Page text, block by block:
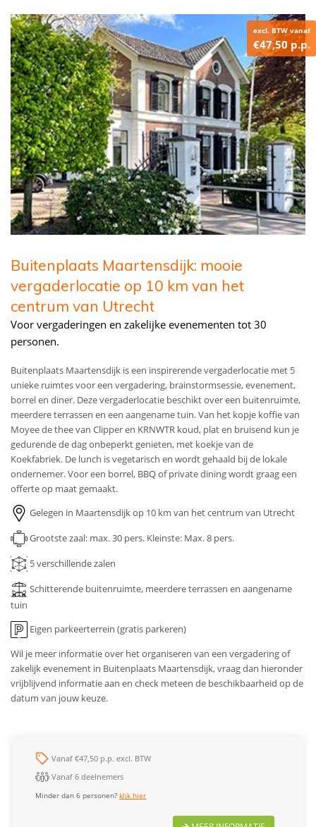
excl. BTW vanaf
€47,50 p.p.
Buitenplaats Maartensdijk: mooie
vergaderlocatie op 10 km van het
centrum van Utrecht
Voor vergaderingen en zakelijke evenementen tot 30
personen.
Buitenplaats Maartensdijk is een inspirerende vergaderlocatie met 5
unieke ruimtes voor een vergadering, brainstormsessie, evenement,
borrel en diner. Deze vergaderlocatie beschikt over een buitenruimte,
meerdere terrassen en een aangename tuin. Van het kopje koffie van
Moyee de thee van Clipper en KRNWTR koud, plat en bruisend kun je
gedurende de dag onbeperkt genieten, met koekje van de
Koekfabriek. De lunch is vegetarisch en wordt gehaald bij de lokale
ondernemer. Voor een borrel, BBQ of private dining wordt graag een
offerte op maat gemaakt.
Gelegen in Maartensdijk op 10 km van het centrum van Utrecht
Grootste zaal: max. 30 pers. Kleinste: Max. 8 pers.
5verschillende zalen
Schitterende buitenruimte, meerdere terrassen en aangename
tuin
Eigen parkeerterrein (gratis parkeren)
Wil je meer informatie over het organiseren van een vergadering of
zakelijk evenement in Buitenplaats Maartensdijk, vraag dan hieronder
vrijblijvend informatie aan en check meteen de beschikbaarheid op de
datum van jouw keuze.
Vanaf €47,50 p.p. excl. BTW
Vanaf 6 deelnemers
Minder dan 6 personen?klik hier